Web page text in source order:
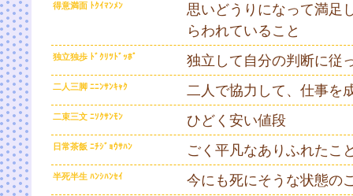
得意満面 ﾄｸｲﾏﾝﾒﾝ
思いどうりになって満足
らわれていること
独立独歩 ﾄﾞｸﾘﾂﾄﾞｯﾎﾟ 独立して自分の判断に従
二人三脚 ﾆﾆﾝｻﾝｷｬｸ 二人で協力して、仕事を
二束三文 ﾆｿｸｻﾝﾓﾝ ひどく安い値段
日常茶飯 ﾆﾁｼﾞｮｳｻﾊﾝ ごく平凡なありふれたこ
半死半生 ﾊﾝｼﾊﾝｾｲ 今にも死にそうな状態の